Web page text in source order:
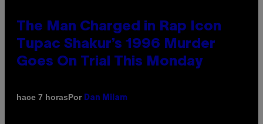
The Man Charged in Rap Icon
Tupac Shakur’s 1996 Murder
Goes On Trial This Monday
hace 7 horasPor Dan Milam